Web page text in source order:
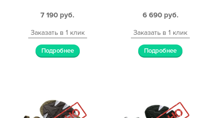
7 190 руб.
Заказать в 1 клик
Подробнее
6 690 руб.
Заказать в 1 клик
Подробнее